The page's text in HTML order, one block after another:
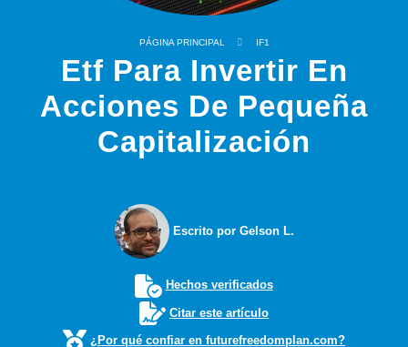
PÁGINA PRINCIPAL IF1
Etf Para Invertir En
Acciones De Pequeña
Capitalización
Escrito por Gelson L.
Hechos verificados
Citar este artículo
¿Por qué confiar en futurefreedomplan.com?